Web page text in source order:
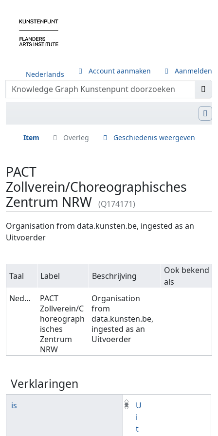
Nederlands Account aanmaken Aanmelden
Item Overleg Geschiedenis weergeven
PACT
Zollverein/Choreographisches
Zentrum NRW
(Q174171)
Ga naar:navigatie,zoeken
Organisation from data.kunsten.be, ingested as an
Uitvoerder
Taal Label Beschrijving
Ook bekend
als
Nederlands
PACT
Zollverein/C
horeograph
isches
Zentrum
NRW
Organisation
from
data.kunsten.be,
ingested as an
Uitvoerder
Verklaringen
is
U
i
t